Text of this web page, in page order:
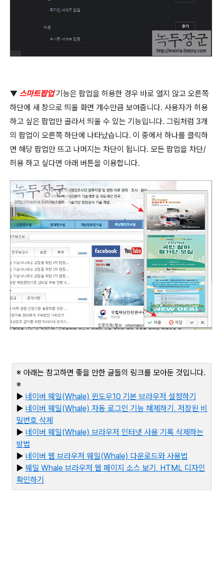
▼ 스마트팝업기능은 팝업을 허용한 경우 바로 열지 않고 오른쪽
하단에 새 창으로 띄울 화면 개수만큼 보여줍니다. 사용자가 허용
하고 싶은 팝업만 골라서 띄울 수 있는 기능입니다. 그림처럼 3개
의 팝업이 오른쪽 하단에 나타났습니다. 이 중에서 하나를 클릭하
면 해당 팝업만 뜨고 나머지는 차단이 됩니다. 모든 팝업을 차단/
허용 하고 싶다면 아래 버튼을 이용합니다.
※ 아래는 참고하면 좋을 만한 글들의 링크를 모아둔 것입니다.
※
▶ 네이버 웨일(Whale) 윈도우10 기본 브라우저 설정하기
▶ 네이버 웨일(Whale) 자동 로그인 기능 해제하기, 저장된 비
밀번호 삭제
▶ 네이버 웨일(Whale) 브라우저 인터넷 사용 기록 삭제하는
방법
▶ 네이버 웹 브라우저 웨일(Whale) 다운로드와 사용법
▶ 웨일 Whale 브라우저 웹 페이지 소스 보기, HTML 디자인
확인하기